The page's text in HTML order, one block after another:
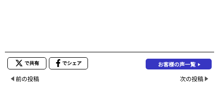
で共有 でシェア お客様の声一覧
前の投稿 次の投稿